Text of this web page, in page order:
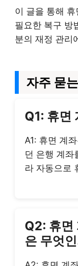
이 글을 통해
필요한 복구 방
분의 재정 관리
자주 묻
Q1: 휴면
A1: 휴면 계
던 은행 계좌
라 자동으로
Q2: 휴면
은 무엇